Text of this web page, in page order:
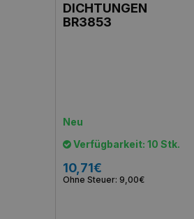
DICHTUNGEN
BR3853
Neu
Verfügbarkeit: 10 Stk.
10,71€
Ohne Steuer: 9,00€